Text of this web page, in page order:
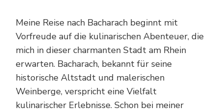
Meine Reise nach Bacharach beginnt mit
Vorfreude auf die kulinarischen Abenteuer, die
mich in dieser charmanten Stadt am Rhein
erwarten. Bacharach, bekannt für seine
historische Altstadt und malerischen
Weinberge, verspricht eine Vielfalt
kulinarischer Erlebnisse. Schon bei meiner